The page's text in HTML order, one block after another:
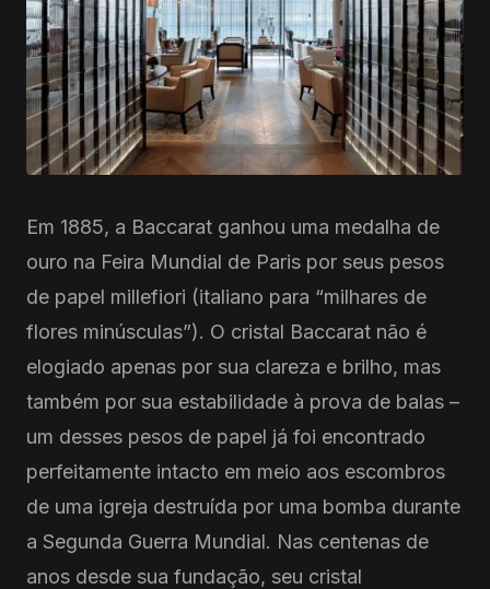
Em 1885, a Baccarat ganhou uma medalha de
ouro na Feira Mundial de Paris por seus pesos
de papel millefiori (italiano para “milhares de
flores minúsculas”). O cristal Baccarat não é
elogiado apenas por sua clareza e brilho, mas
também por sua estabilidade à prova de balas –
um desses pesos de papel já foi encontrado
perfeitamente intacto em meio aos escombros
de uma igreja destruída por uma bomba durante
a Segunda Guerra Mundial. Nas centenas de
anos desde sua fundação, seu cristal